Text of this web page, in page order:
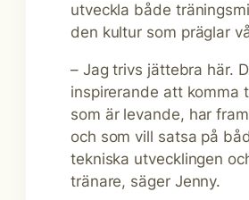
utveckla både
den kultur som präglar
– Jag trivs jättebra här.
inspirerande att komma
som är levande, har
och som vill satsa på
tekniska utvecklingen
tränare, säger Jenny.